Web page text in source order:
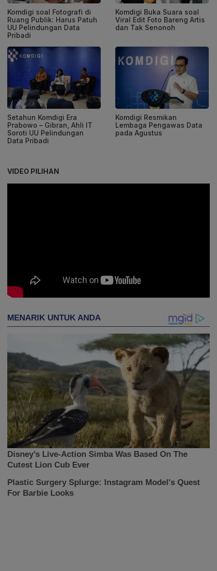
Komdigi soal Fotografi di
Ruang Publik: Harus Patuh
UU Pelindungan Data
Pribadi
Komdigi Buka Suara soal
Viral Edit Foto Bareng Artis
dan Tak Senonoh
Setahun Komdigi Era
Prabowo – Gibran, Ahli IT
Soroti UU Pelindungan
Data Pribadi
Komdigi Resmikan
Lembaga Pengawas Data
pada Agustus
VIDEO PILIHAN